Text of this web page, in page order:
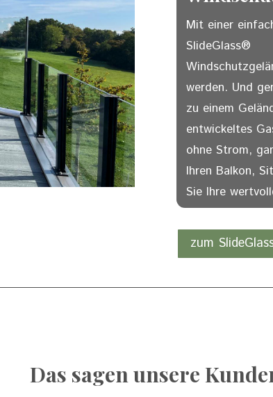
Mit einer
SlideGlass®
werden. Und
zu einem
entwickeltes
ohne Strom,
Ihren Balkon,
Sie Ihre
zum
Das sagen unsere